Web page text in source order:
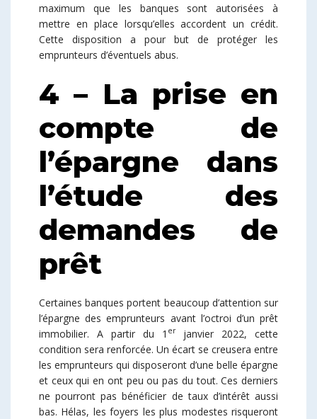
maximum que les banques sont autorisées à
mettre en place lorsqu’elles accordent un crédit.
Cette disposition a pour but de protéger les
emprunteurs d’éventuels abus.
4 – La prise en
compte de
l’épargne dans
l’étude des
demandes de
prêt
Certaines banques portent beaucoup d’attention sur
l’épargne des emprunteurs avant l’octroi d’un prêt
immobilier. A partir du 1 erjanvier 2022, cette
condition sera renforcée. Un écart se creusera entre
les emprunteurs qui disposeront d’une belle épargne
et ceux qui en ont peu ou pas du tout. Ces derniers
ne pourront pas bénéficier de taux d’intérêt aussi
bas. Hélas, les foyers les plus modestes risqueront